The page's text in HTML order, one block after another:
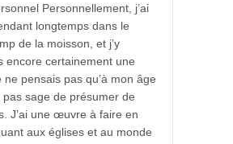
Personnellement, j’ai
longtemps dans le
de la moisson, et j’y
encore certainement une
ne pensais pas qu’à mon âge
pas sage de présumer de
J’ai une œuvre à faire en
aux églises et au monde